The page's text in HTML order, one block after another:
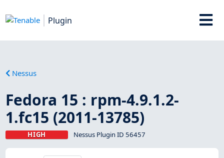
Plugin
Nessus
Fedora 15 : rpm-4.9.1.2-
1.fc15 (2011-13785)
HIGH Nessus Plugin ID 56457